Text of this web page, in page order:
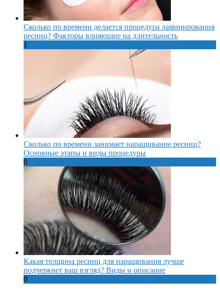
Сколько по времени делается процедура ламинирования
ресниц? Факторы влияющие на длительность
1
Сколько по времени занимает наращивание ресниц?
Основные этапы и виды процедуры
0
Какая толщина ресниц для наращивания лучше
подчеркнет ваш взгляд? Виды и описание
0